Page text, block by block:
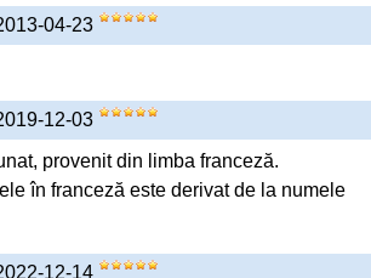
04-23
12-03
provenit din limba franceză.
în franceză este derivat de la numele
12-14